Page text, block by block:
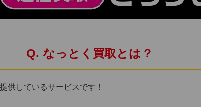
Q. なっとく買取とは？
供しているサービスです！